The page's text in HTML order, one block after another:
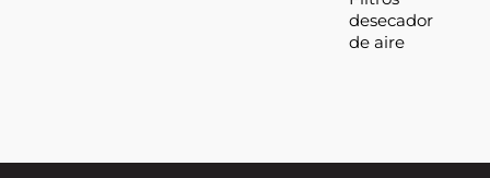
desecador
de aire